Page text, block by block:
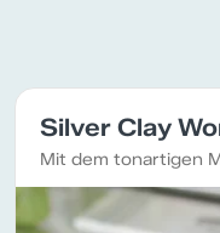
Silver Clay